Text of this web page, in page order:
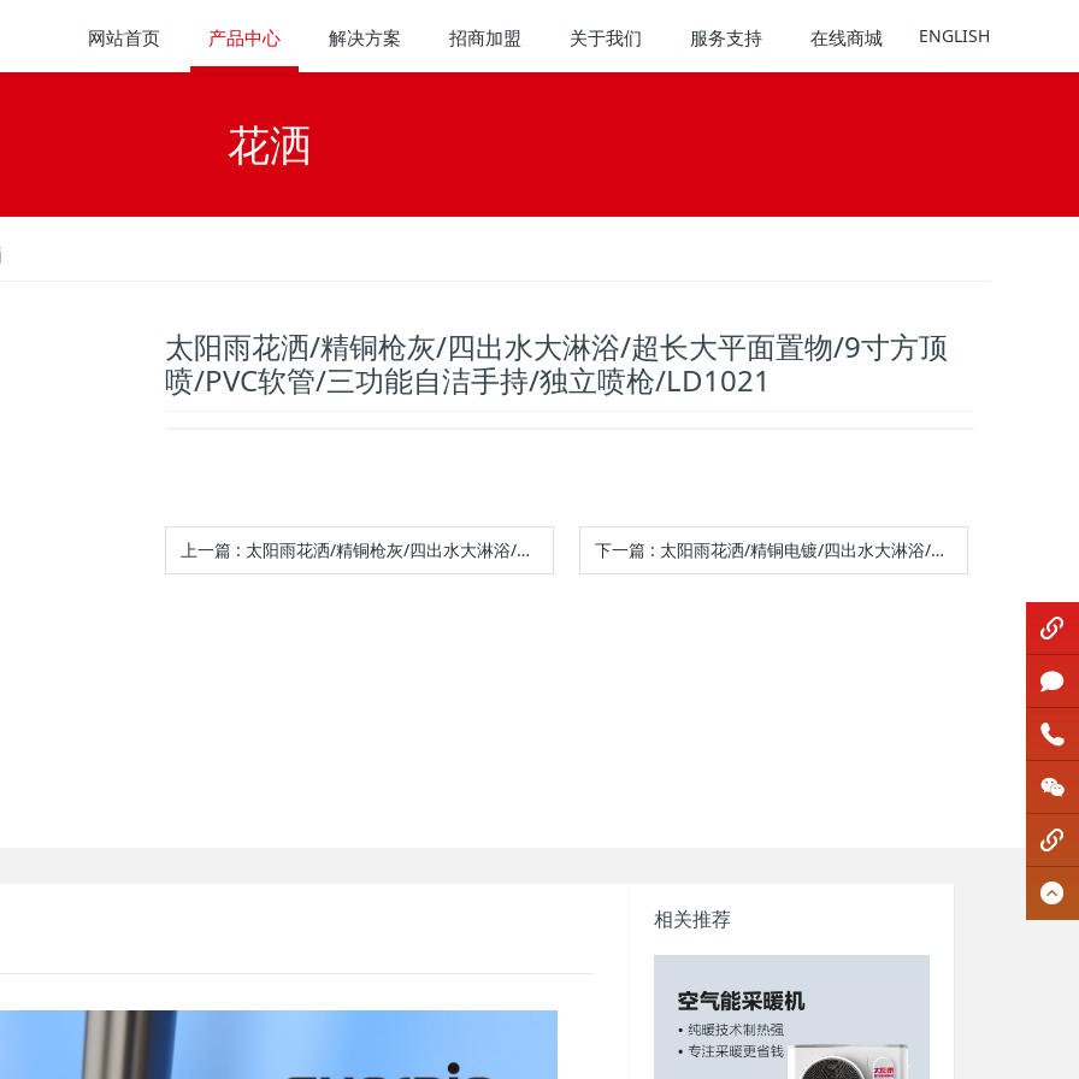
网站首页 产品中心 解决方案 招商加盟 关于我们 服务支持 在线商城 ENGLISH
花洒
太阳雨花洒/精铜枪灰/四出水大淋浴/超长大平面置物/9寸方顶
喷/PVC软管/三功能自洁手持/独立喷枪/LD1021
上一篇 : 太阳雨花洒/精铜枪灰/四出水大淋浴/大平面琴键/9寸方顶喷/PVC软管/三功能自洁手持/独立喷枪/LD1022 下一篇 : 太阳雨花洒/精铜电镀/四出水大淋浴/大平面置物/9寸顶喷/三功能自洁手持/独立喷枪/LD1020
相关推荐
全站搜
索加盟申
请400860
3366
官方微
信公众
官方抖
全站搜
索加盟申
请400860
3366
官方微
信公众
官方抖